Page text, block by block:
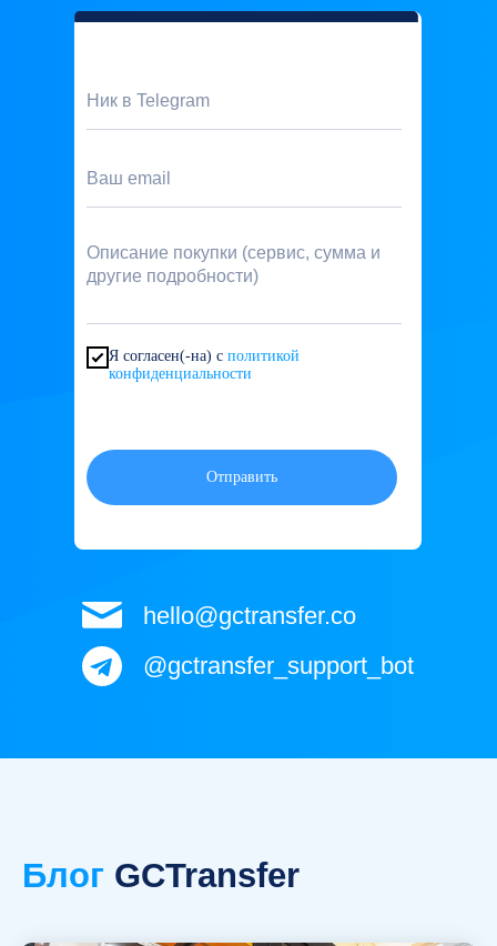
hello@gctransfer.co
@gctransfer_support_bot
Я согласен(-на) с политикой
конфиденциальности
Отправить
Блог GCTransfer